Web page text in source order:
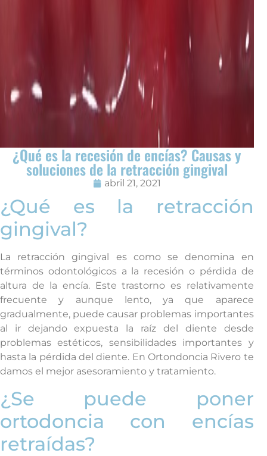
¿Qué es la recesión de encías? Causas y
soluciones de la retracción gingival
abril 21, 2021
¿Qué es la retracción
gingival?
La retracción gingival es como se denomina en
términos odontológicos a la recesión o pérdida de
altura de la encía. Este trastorno es relativamente
frecuente y aunque lento, ya que aparece
gradualmente, puede causar problemas importantes
al ir dejando expuesta la raíz del diente desde
problemas estéticos, sensibilidades importantes y
hasta la pérdida del diente. En Ortondoncia Rivero te
damos el mejor asesoramiento y tratamiento.
¿Se puede poner
ortodoncia con encías
retraídas?